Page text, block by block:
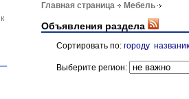
Главная страница Мебель
Объявления раздела
Сортировать по: городу
Выберите регион: